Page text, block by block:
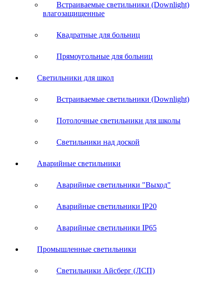
Встраиваемые светильники (Downlight)
влагозащищенные
Квадратные для больниц
Прямоугольные для больниц
Светильники для школ
Встраиваемые светильники (Downlight)
Потолочные светильники для школы
Светильники над доской
Аварийные светильники
Аварийные светильники "Выход"
Аварийные светильники IP20
Аварийные светильники IP65
Промышленные светильники
Светильники Айсберг (ЛСП)